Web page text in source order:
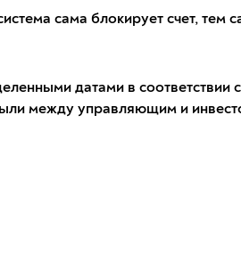
сама блокирует счет, тем
датами в соответствии
между управляющим и